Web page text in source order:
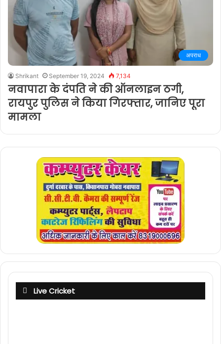
अपराध
Shrikant September 19, 2024 7,134
नवापारा के दंपति ने की ऑनलाइन ठगी,
रायपुर पुलिस ने किया गिरफ्तार, जानिए पूरा
मामला
Live Cricket